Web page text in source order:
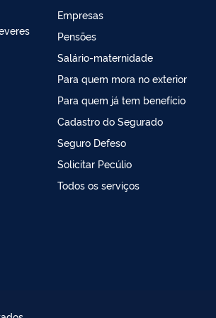
Empresas
Pensões
Salário-maternidade
Para quem mora no exterior
Para quem já tem benefício
Cadastro do Segurado
Seguro Defeso
Solicitar Pecúlio
Todos os serviços